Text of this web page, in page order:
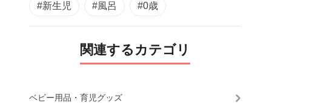
#新生児 #風呂 #0歳
関連するカテゴリ
ベビー用品・育児グッズ